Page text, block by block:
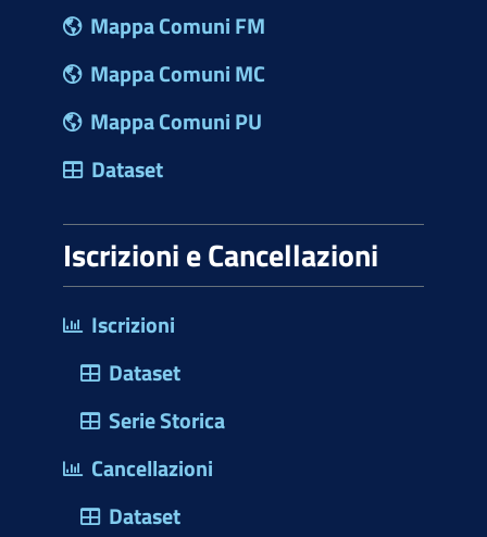
Mappa Comuni FM
Mappa Comuni MC
Mappa Comuni PU
Dataset
Iscrizioni e Cancellazioni
Iscrizioni
Dataset
Serie Storica
Cancellazioni
Dataset